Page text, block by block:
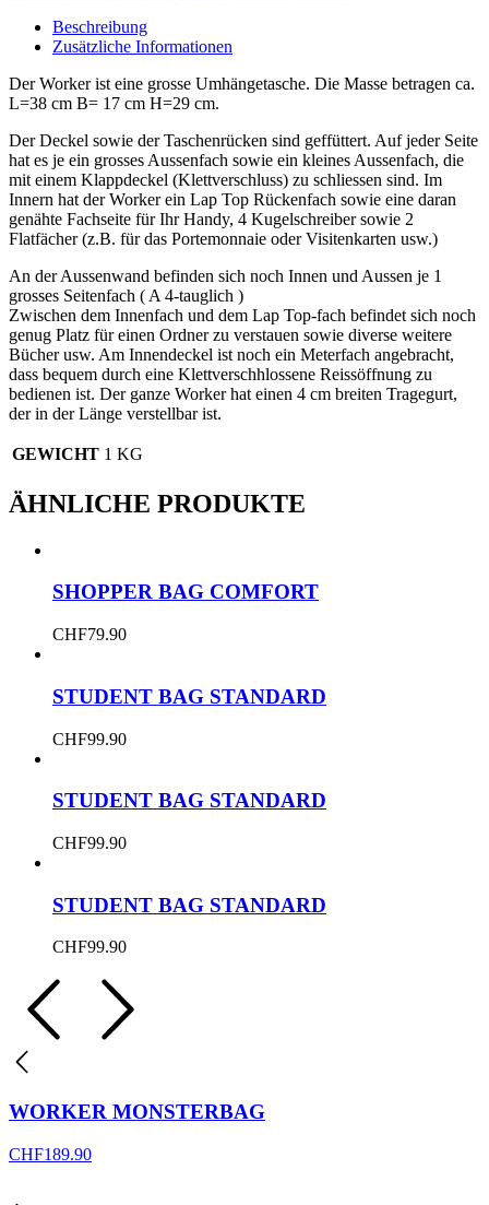
Beschreibung
Zusätzliche Informationen
Der Worker ist eine grosse Umhängetasche. Die Masse betragen ca.
L=38 cm B= 17 cm H=29 cm.
Der Deckel sowie der Taschenrücken sind geffüttert. Auf jeder Seite
hat es je ein grosses Aussenfach sowie ein kleines Aussenfach, die
mit einem Klappdeckel (Klettverschluss) zu schliessen sind. Im
Innern hat der Worker ein Lap Top Rückenfach sowie eine daran
genähte Fachseite für Ihr Handy, 4 Kugelschreiber sowie 2
Flatfächer (z.B. für das Portemonnaie oder Visitenkarten usw.)
An der Aussenwand befinden sich noch Innen und Aussen je 1
grosses Seitenfach ( A 4-tauglich )
Zwischen dem Innenfach und dem Lap Top-fach befindet sich noch
genug Platz für einen Ordner zu verstauen sowie diverse weitere
Bücher usw. Am Innendeckel ist noch ein Meterfach angebracht,
dass bequem durch eine Klettverschhlossene Reissöffnung zu
bedienen ist. Der ganze Worker hat einen 4 cm breiten Tragegurt,
der in der Länge verstellbar ist.
GEWICHT 1 KG
ÄHNLICHE PRODUKTE
SHOPPER BAG COMFORT
CHF79.90
STUDENT BAG STANDARD
CHF99.90
STUDENT BAG STANDARD
CHF99.90
STUDENT BAG STANDARD
CHF99.90
WORKER MONSTERBAG
CHF189.90